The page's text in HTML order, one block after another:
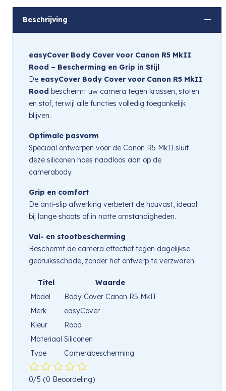
Beschrijving
easyCover Body Cover voor Canon R5 MkII
Rood – Bescherming en Grip in Stijl
De easyCover Body Cover voor Canon R5 MkII
Rood beschermt uw camera tegen krassen, stoten
en stof, terwijl alle functies volledig toegankelijk
blijven.
Optimale pasvorm
Speciaal ontworpen voor de Canon R5 MkII sluit
deze siliconen hoes naadloos aan op de
camerabody.
Grip en comfort
De anti-slip afwerking verbetert de houvast, ideaal
bij lange shoots of in natte omstandigheden.
Val- en stootbescherming
Beschermt de camera effectief tegen dagelijkse
gebruiksschade, zonder het ontwerp te verzwaren.
Titel
Waarde
Model
Body Cover Canon R5 MkII
Merk
easyCover
Kleur
Rood
Materiaal Siliconen
Type
Camerabescherming
0/5 (0 Beoordeling)